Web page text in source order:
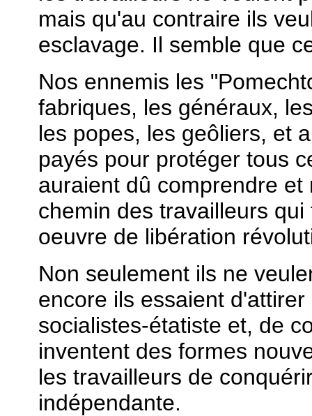
mais qu'au contraire ils
esclavage. Il semble que
Nos ennemis les
fabriques, les généraux,
les popes, les geôliers, et
payés pour protéger tous
auraient dû comprendre
chemin des travailleurs
oeuvre de libération
Non seulement ils ne
encore ils essaient
socialistes-étatiste et, de
inventent des formes
les travailleurs de
indépendante.